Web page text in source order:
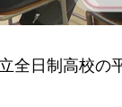
全日制高校の